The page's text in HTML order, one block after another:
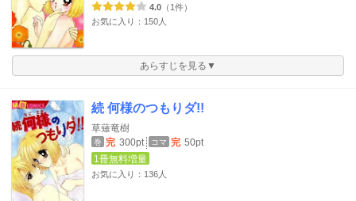
4.0 （1件）
お気に入り：150人
あらすじを見る▼
続 何様のつもりダ!!
草薙竜樹
巻 完 300pt コマ 完 50pt
1冊無料増量
お気に入り：136人